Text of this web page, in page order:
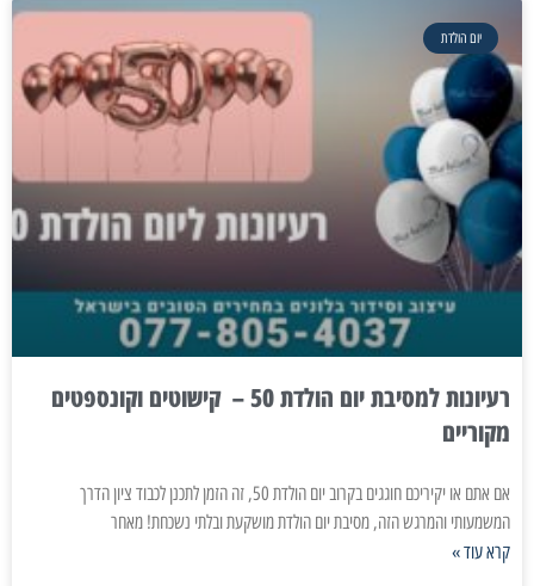
יום הולדת
רעיונות למסיבת יום הולדת 50 – קישוטים וקונספטים
מקוריים
אם אתם או יקיריכם חוגגים בקרוב יום הולדת 50, זה הזמן לתכנן לכבוד ציון הדרך
המשמעותי והמרגש הזה, מסיבת יום הולדת מושקעת ובלתי נשכחת! מאחר
קרא עוד »